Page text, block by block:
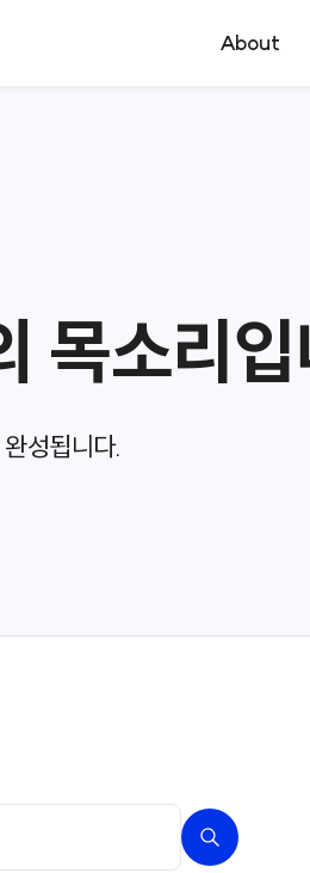
About
목소리
성됩니다.